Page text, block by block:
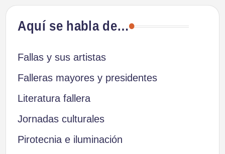
Aquí se habla de…
Fallas y sus artistas
Falleras mayores y presidentes
Literatura fallera
Jornadas culturales
Pirotecnia e iluminación